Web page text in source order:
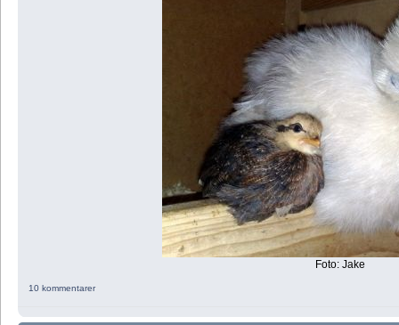
Foto: Jake
10 kommentarer